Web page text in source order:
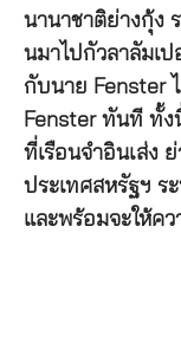
นานาชาติย่างกุ้ง
นมาไปกัวลาลัมเป
กับนาย Fenster
Fenster ทันที ทั้ง
ที่เรือนจำอินเส่ง
ประเทศสหรัฐฯ ร
และพร้อมจะให้ค